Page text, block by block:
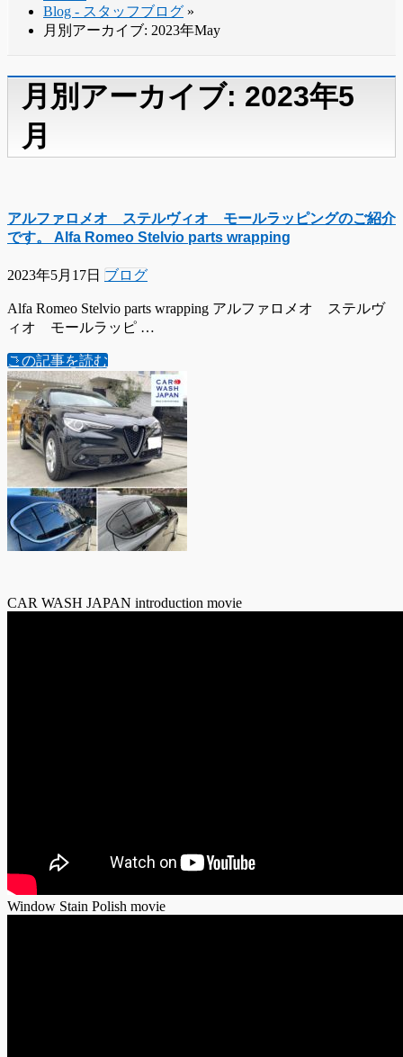
Blog - スタッフブログ »
月別アーカイブ: 2023年May
月別アーカイブ: 2023年5
月
アルファロメオ ステルヴィオ モールラッピングのご紹介
です。 Alfa Romeo Stelvio parts wrapping
2023年5月17日 ブログ
Alfa Romeo Stelvio parts wrapping アルファロメオ ステルヴ
ィオ モールラッピ …
この記事を読む
CAR WASH JAPAN introduction movie
Window Stain Polish movie